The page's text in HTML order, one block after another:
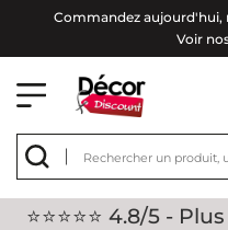
Commandez aujourd'hui,
Voir
⭐⭐⭐⭐⭐ 4.8/5 -